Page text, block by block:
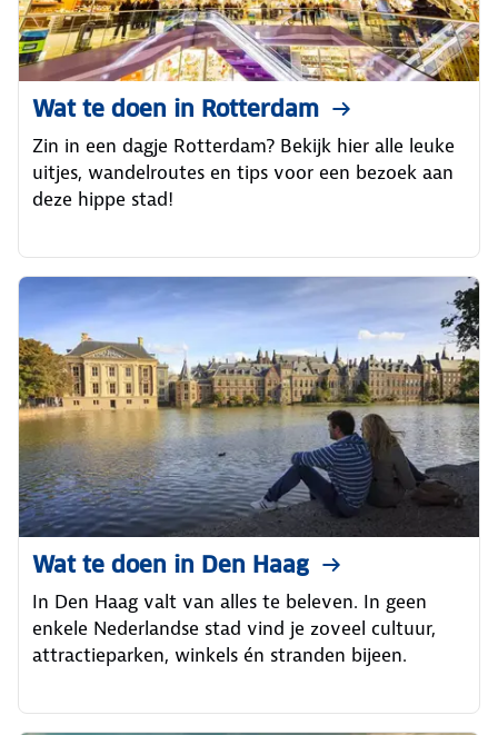
Wat te doen in Rotterdam
Zin in een dagje Rotterdam? Bekijk hier alle leuke
uitjes, wandelroutes en tips voor een bezoek aan
deze hippe stad!
Wat te doen in Den Haag
In Den Haag valt van alles te beleven. In geen
enkele Nederlandse stad vind je zoveel cultuur,
attractieparken, winkels én stranden bijeen.